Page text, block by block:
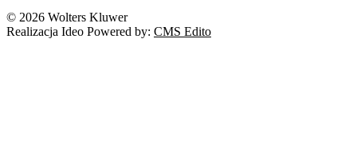
© 2026 Wolters Kluwer
Realizacja Ideo Powered by: CMS Edito